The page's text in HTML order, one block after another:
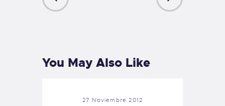
You May Also Like
27 Noviembre 2012